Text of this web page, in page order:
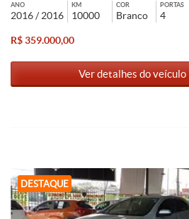
ANO
2016 / 2016
KM
10000
COR
Branco
PORTAS
4
R$ 359.000,00
Ver detalhes do veículo
DESTAQUE